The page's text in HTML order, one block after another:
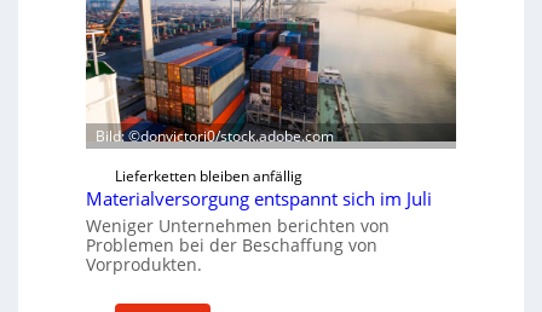
f
ü
h
r
u
n
g
e
n
e
Bild: ©donvictori0/stock.adobe.com
Lieferketten bleiben anfällig
Materialversorgung entspannt sich im Juli
Weniger Unternehmen berichten von
Problemen bei der Beschaffung von
Vorprodukten.